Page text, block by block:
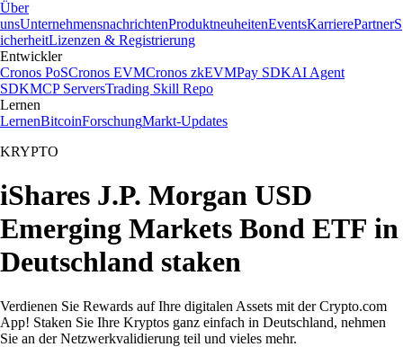
Über
unsUnternehmensnachrichtenProduktneuheitenEventsKarrierePartnerS
icherheitLizenzen & Registrierung
Entwickler
Cronos PoSCronos EVMCronos zkEVMPay SDKAI Agent
SDKMCP ServersTrading Skill Repo
Lernen
LernenBitcoinForschungMarkt-Updates
KRYPTO
iShares J.P. Morgan USD
Emerging Markets Bond ETF in
Deutschland staken
Verdienen Sie Rewards auf Ihre digitalen Assets mit der Crypto.com
App! Staken Sie Ihre Kryptos ganz einfach in Deutschland, nehmen
Sie an der Netzwerkvalidierung teil und vieles mehr.